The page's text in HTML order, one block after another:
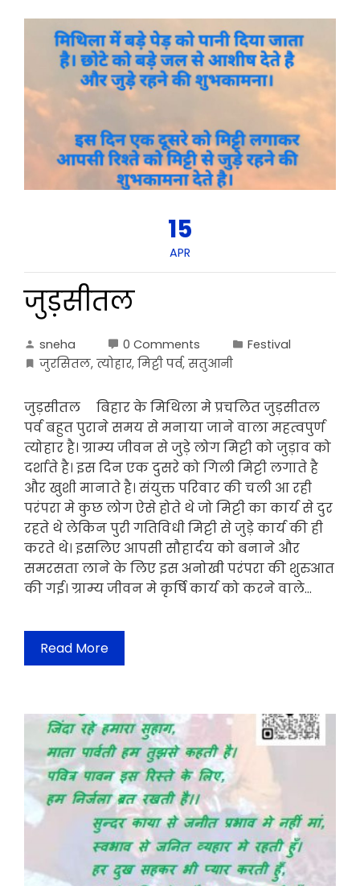
15
APR
जुड़सीतल
sneha 0 Comments
Festival
जुरसितल, त्योहार, मिट्टी पर्व, सतुआनी
जुड़सीतल बिहार के मिथिला मे प्रचलित जुड़सीतल
पर्व बहुत पुराने समय से मनाया जाने वाला महत्वपुर्ण
त्योहार है। ग्राम्य जीवन से जुड़े लोग मिट्टी को जुड़ाव को
दर्शाते है। इस दिन एक दुसरे को गिली मिट्टी लगाते है
और खुशी मानाते है। संयुक्त परिवार की चली आ रही
परंपरा मे कुछ लोग ऐसे होते थे जो मिट्टी का कार्य से दुर
रहते थे लेकिन पुरी गतिविधी मिट्टी से जुड़े कार्य की ही
करते थे। इसलिए आपसी सौहार्दय को बनाने और
समरसता लाने के लिए इस अनोखी परंपरा की शुरुआत
की गई। ग्राम्य जीवन मे कृर्षि कार्य को करने वाले…
Read More